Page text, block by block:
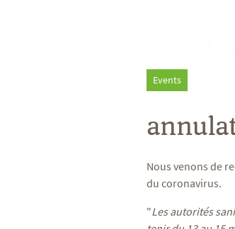
Events
Nous venons de
du coronavirus.
"Les autorités